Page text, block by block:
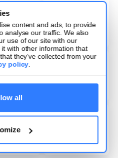
content and ads, to provide
analyse our traffic. We also
use of our site with our
with other information that
they’ve collected from your
policy.
all